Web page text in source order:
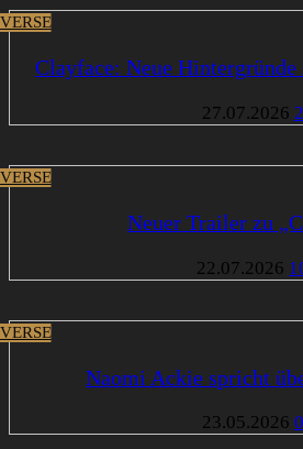
Clayface: Neue
27.07.2026 2
Neuer Trailer zu
22.07.2026
Naomi Ackie spricht
23.05.2026 0